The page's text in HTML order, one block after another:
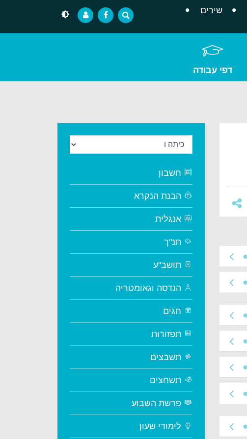
שירים
דפי עבודה
חשבון
הבנת הנקרא
אנגלית
תנ"ך
תושב"ע
הנדסה וגאומטריה
חגים
תפזורות
תשבצים
תשחצים
פרשת השבוע
לימודי שעון